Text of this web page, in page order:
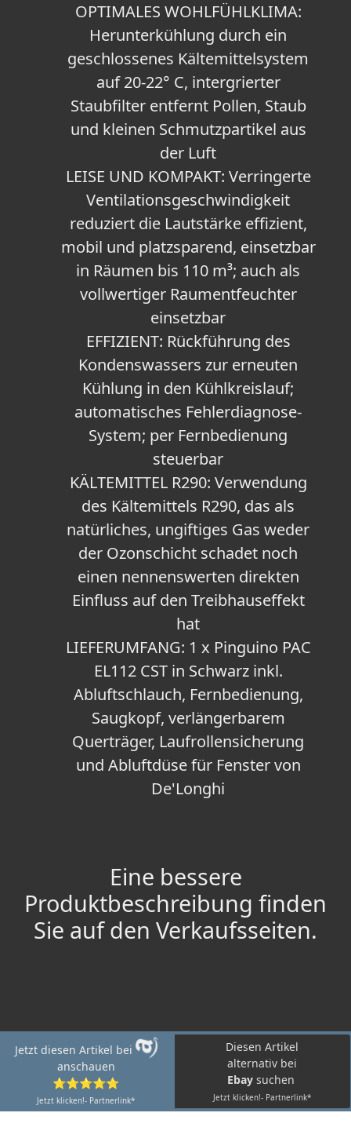
OPTIMALES WOHLFÜHLKLIMA:
Herunterkühlung durch ein
geschlossenes Kältemittelsystem
auf 20-22° C, intergrierter
Staubfilter entfernt Pollen, Staub
und kleinen Schmutzpartikel aus
der Luft
LEISE UND KOMPAKT: Verringerte
Ventilationsgeschwindigkeit
reduziert die Lautstärke effizient,
mobil und platzsparend, einsetzbar
in Räumen bis 110 m³; auch als
vollwertiger Raumentfeuchter
einsetzbar
EFFIZIENT: Rückführung des
Kondenswassers zur erneuten
Kühlung in den Kühlkreislauf;
automatisches Fehlerdiagnose-
System; per Fernbedienung
steuerbar
KÄLTEMITTEL R290: Verwendung
des Kältemittels R290, das als
natürliches, ungiftiges Gas weder
der Ozonschicht schadet noch
einen nennenswerten direkten
Einfluss auf den Treibhauseffekt
hat
LIEFERUMFANG: 1 x Pinguino PAC
EL112 CST in Schwarz inkl.
Abluftschlauch, Fernbedienung,
Saugkopf, verlängerbarem
Querträger, Laufrollensicherung
und Abluftdüse für Fenster von
De'Longhi
Eine bessere
Produktbeschreibung finden
Sie auf den Verkaufsseiten.
Jetzt diesen Artikel bei
anschauen
⭐⭐⭐⭐⭐
Jetzt klicken!- Partnerlink*
Diesen Artikel
alternativ bei
Ebay suchen
Jetzt klicken!- Partnerlink*